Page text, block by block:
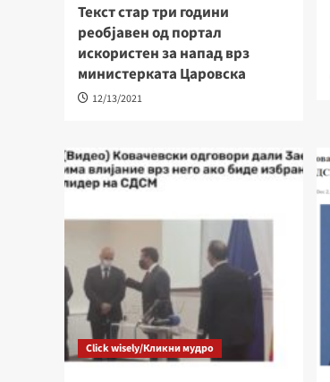
Текст стар три години
реобјавен од портал
искористен за напад врз
министерката Царовска
12/13/2021
Click wisely/Кликни мудро